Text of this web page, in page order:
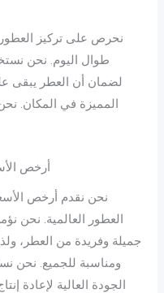
نحرص على تركيز العطور
طوال اليوم. نحن
لضمان أن العطر يبقى
المميزة في المكان.
أرخص
نحن نقدم أرخص
العطور العالمية. نحن
جميلة وفريدة من العطر،
ومناسبة للجميع. نحن
الجودة العالية لإعادة